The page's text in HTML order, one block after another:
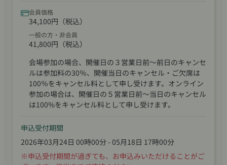
会員価格
34,100円（税込）
一般の方・非会員
41,800円（税込）
申込受付期間
2026年03月24日 00時00分 - 05月18日 17時00分